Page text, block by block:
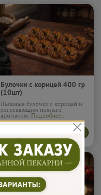
Булочки с корицей 400 гр
(10шт)
Пышные булочки с корицей и
согревающим пряным
ароматом. Подробнее...
В корзину